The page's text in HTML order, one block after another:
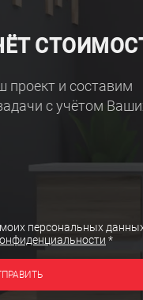
и составим
с учётом
персональных
*